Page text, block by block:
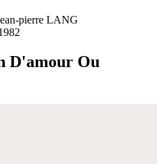
pierre LANG
D'amour Ou